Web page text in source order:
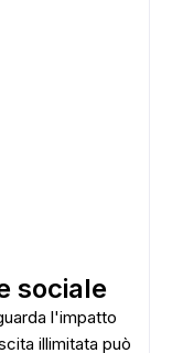
sociale
l'impatto
illimitata può